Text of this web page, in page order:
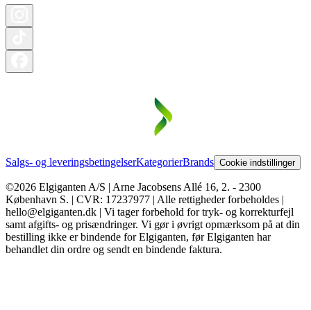
Salgs- og leveringsbetingelserKategorierBrands Cookie indstillinger
©2026 Elgiganten A/S | Arne Jacobsens Allé 16, 2. - 2300
København S. | CVR: 17237977 | Alle rettigheder forbeholdes |
hello@elgiganten.dk | Vi tager forbehold for tryk- og korrekturfejl
samt afgifts- og prisændringer. Vi gør i øvrigt opmærksom på at din
bestilling ikke er bindende for Elgiganten, før Elgiganten har
behandlet din ordre og sendt en bindende faktura.